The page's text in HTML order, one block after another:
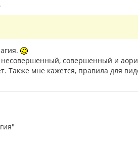
совершенный и
Также мне кажется, правила для